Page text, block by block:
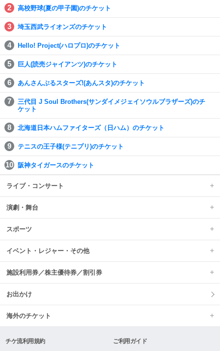
高校野球(夏の甲子園)のチケット
埼玉西武ライオンズのチケット
Hello! Project(ハロプロ)のチケット
巨人(読売ジャイアンツ)のチケット
あんさんぶるスターズ!(あんスタ)のチケット
三代目 J Soul Brothers(サンダイメジェイソウルブラザーズ)のチ
ケット
北海道日本ハムファイターズ（日ハム）のチケット
テニスの王子様(テニプリ)のチケット
阪神タイガースのチケット
ライブ・コンサート
演劇・舞台
スポーツ
イベント・レジャー・その他
施設利用券／株主優待券／割引券
お出かけ
海外のチケット
チケ流利用規約 ご利用ガイド